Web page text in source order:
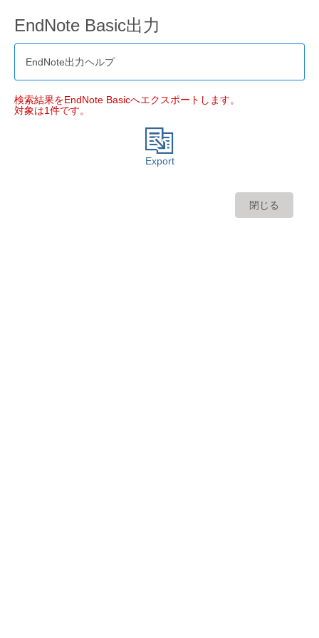
EndNote Basic出力
EndNote出力ヘルプ
検索結果をEndNote Basicへエクスポートします。
対象は1件です。
Export